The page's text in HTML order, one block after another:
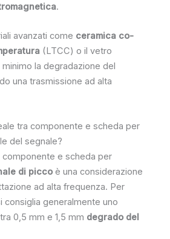
.
avanzati come ceramica co-
(LTCC) o il vetro
la degradazione del
una trasmissione ad alta
tra componente e scheda per
del segnale?
componente e scheda per
di picco è una considerazione
ad alta frequenza. Per
consiglia generalmente uno
0,5 mm e 1,5 mm degrado del